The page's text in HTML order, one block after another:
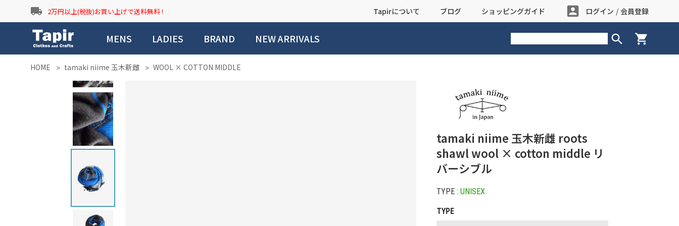
local_shipping 2万円以上(税抜)お買い上げで送料無料 ! Tapirについて ブログ ショッピングガイド account_box ログイン / 会員登録
MENS LADIES BRAND NEW ARRIVALS search shopping_cart
HOME tamaki niime 玉木新雌 WOOL × COTTON MIDDLE
tamaki niime 玉木新雌 roots
shawl wool × cotton middle リ
バーシブル
TYPE : UNISEX
TYPE